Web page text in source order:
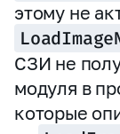
этому не
СЗИ не
модуля в
которые